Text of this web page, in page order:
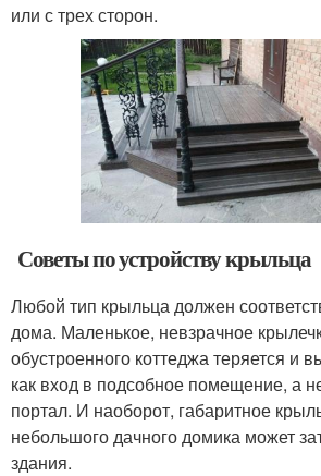
или с трех сторон.
Советы по устройству крыльца
Любой тип крыльца должен
дома. Маленькое, невзрачное
обустроенного коттеджа теряется и
как вход в подсобное помещение, а
портал. И наоборот, габаритное
небольшого дачного домика может
здания.